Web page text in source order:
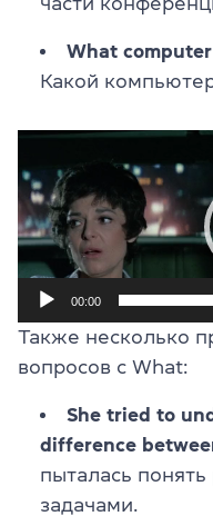
What
Какой
Видеоплеер
00:00
Также несколько
вопросов с What:
She tried to
difference
пыталась
задачами.